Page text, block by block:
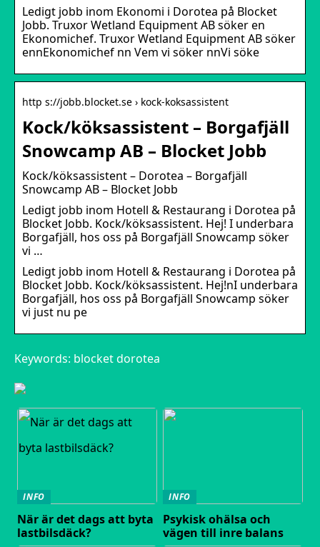
Ledigt jobb inom Ekonomi i Dorotea på Blocket
Jobb. Truxor Wetland Equipment AB söker en
Ekonomichef. Truxor Wetland Equipment AB söker
ennEkonomichef nn Vem vi söker nnVi söke
http s://jobb.blocket.se › kock-koksassistent
Kock/köksassistent – Borgafjäll
Snowcamp AB – Blocket Jobb
Kock/köksassistent – Dorotea – Borgafjäll
Snowcamp AB – Blocket Jobb
Ledigt jobb inom Hotell & Restaurang i Dorotea på
Blocket Jobb. Kock/köksassistent. Hej! I underbara
Borgafjäll, hos oss på Borgafjäll Snowcamp söker
vi …
Ledigt jobb inom Hotell & Restaurang i Dorotea på
Blocket Jobb. Kock/köksassistent. Hej!nI underbara
Borgafjäll, hos oss på Borgafjäll Snowcamp söker
vi just nu pe
Keywords: blocket dorotea
INFO
När är det dags att byta
lastbilsdäck?
INFO
Psykisk ohälsa och
vägen till inre balans